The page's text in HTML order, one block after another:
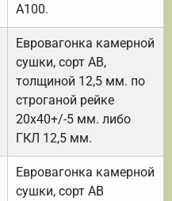
А100.
Евровагонка камерной
сушки, сорт АВ,
толщиной 12,5 мм. по
строганой рейке
20х40+/-5 мм. либо
ГКЛ 12,5 мм.
Евровагонка камерной
сушки, сорт АВ